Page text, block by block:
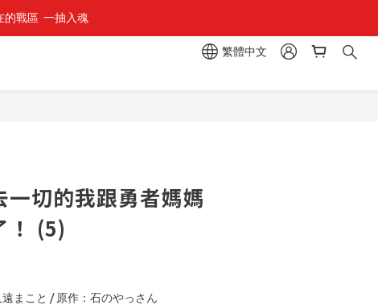
的戰區  一抽入魂
繁體中文
一切的我跟勇者媽媽
！ (5)
まこと / 原作：石のやっさん